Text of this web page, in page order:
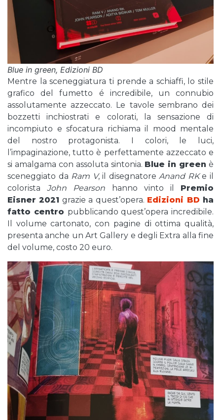
Blue in green, Edizioni BD
Mentre la sceneggiatura ti prende a schiaffi, lo stile
grafico del fumetto é incredibile, un connubio
assolutamente azzeccato. Le tavole sembrano dei
bozzetti inchiostrati e colorati, la sensazione di
incompiuto e sfocatura richiama il mood mentale
del nostro protagonista. I colori, le luci,
l’impaginazione, tutto è perfettamente azzeccato e
si amalgama con assoluta sintonia. Blue in green è
sceneggiato da Ram V, il disegnatoreAnand RKe il
coloristaJohn Pearson hanno vinto il Premio
Eisner 2021 grazie a quest’opera. Edizioni BD ha
fatto centro pubblicando quest’opera incredibile.
Il volume cartonato, con pagine di ottima qualità,
presenta anche un Art Gallery e degli Extra alla fine
del volume, costo 20 euro.